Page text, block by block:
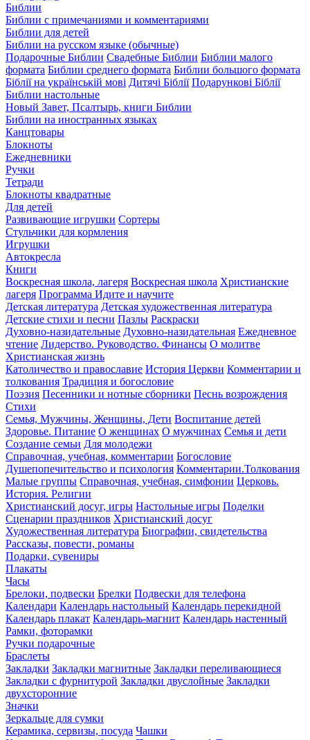
Библии
Библии с примечаниями и комментариями
Библии для детей
Библии на русском языке (обычные)
Подарочные Библии Свадебные Библии Библии малого
формата Библии среднего формата Библии большого формата
Біблії на українській мові Дитячі Біблії Подарункові Біблії
Библии настольные
Новый Завет, Псалтырь, книги Библии
Библии на иностранных языках
Канцтовары
Блокноты
Ежедневники
Ручки
Тетради
Блокноты квадратные
Для детей
Развивающие игрушки Сортеры
Стульчики для кормления
Игрушки
Автокресла
Книги
Воскресная школа, лагеря Воскресная школа Христианские
лагеря Программа Идите и научите
Детская литература Детская художественная литература
Детские стихи и песни Пазлы Раскраски
Духовно-назидательные Духовно-назидательная Ежедневное
чтение Лидерство. Руководство. Финансы О молитве
Христианская жизнь
Католичество и православие История Церкви Комментарии и
толкования Традиция и богословие
Поэзия Песенники и нотные сборники Песнь возрождения
Стихи
Семья, Мужчины, Женщины, Дети Воспитание детей
Здоровье. Питание О женщинах О мужчинах Семья и дети
Создание семьи Для молодежи
Справочная, учебная, комментарии Богословие
Душепопечительство и психология Комментарии.Толкования
Малые группы Справочная, учебная, симфонии Церковь.
История. Религии
Христианский досуг, игры Настольные игры Поделки
Сценарии праздников Христианский досуг
Художественная литература Биографии, свидетельства
Рассказы, повести, романы
Подарки, сувениры
Плакаты
Часы
Брелоки, подвески Брелки Подвески для телефона
Календари Календарь настольный Календарь перекидной
Календарь плакат Календарь-магнит Календарь настенный
Рамки, фоторамки
Ручки подарочные
Браслеты
Закладки Закладки магнитные Закладки переливающиеся
Закладки с фурнитурой Закладки двуслойные Закладки
двухсторонние
Значки
Зеркальце для сумки
Керамика, сервизы, посуда Чашки